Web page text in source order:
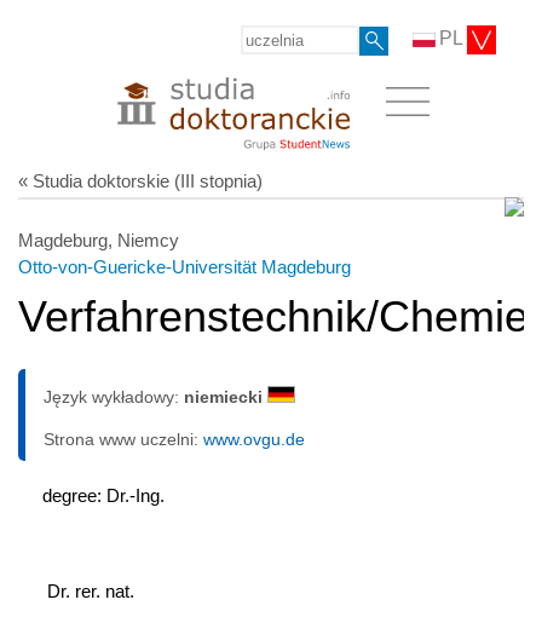
PL
« Studia doktorskie (III stopnia)
Magdeburg, Niemcy
Otto-von-Guericke-Universität Magdeburg
Verfahrenstechnik/
Język wykładowy: niemiecki
Strona www uczelni: www.ovgu.de
degree: Dr.-Ing.
Dr. rer. nat.